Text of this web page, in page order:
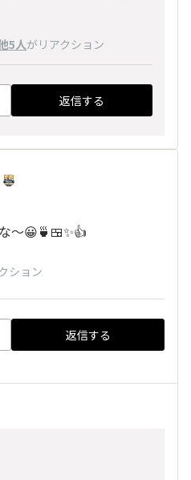
5人がリアクション
返信する
〜😀🍵🍱✨👍
ション
返信する